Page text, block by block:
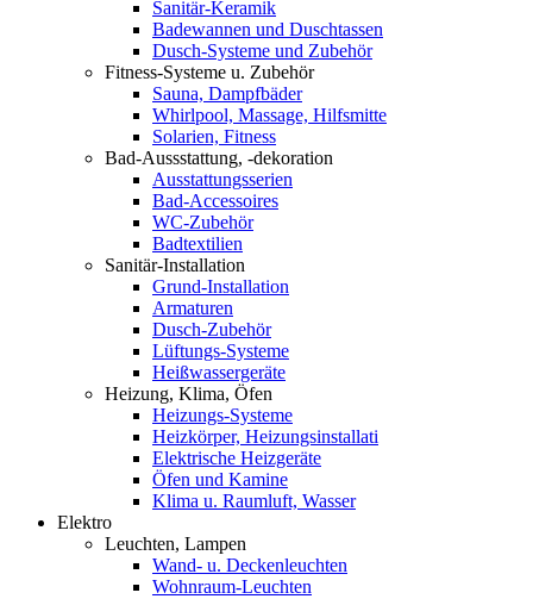
Sanitär-Keramik
Badewannen und Duschtassen
Dusch-Systeme und Zubehör
Fitness-Systeme u. Zubehör
Sauna, Dampfbäder
Whirlpool, Massage, Hilfsmitte
Solarien, Fitness
Bad-Aussstattung, -dekoration
Ausstattungsserien
Bad-Accessoires
WC-Zubehör
Badtextilien
Sanitär-Installation
Grund-Installation
Armaturen
Dusch-Zubehör
Lüftungs-Systeme
Heißwassergeräte
Heizung, Klima, Öfen
Heizungs-Systeme
Heizkörper, Heizungsinstallati
Elektrische Heizgeräte
Öfen und Kamine
Klima u. Raumluft, Wasser
Elektro
Leuchten, Lampen
Wand- u. Deckenleuchten
Wohnraum-Leuchten